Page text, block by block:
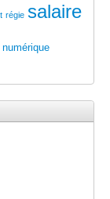
régie salaire